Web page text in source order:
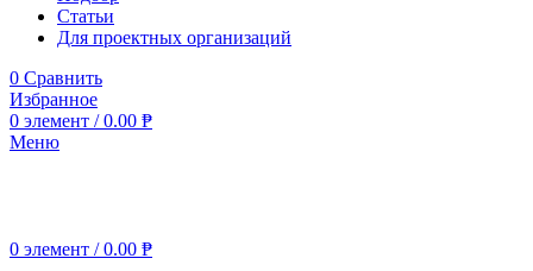
Статьи
Для проектных организаций
0 Сравнить
Избранное
0 элемент / 0.00 ₱
Меню
0 элемент / 0.00 ₱